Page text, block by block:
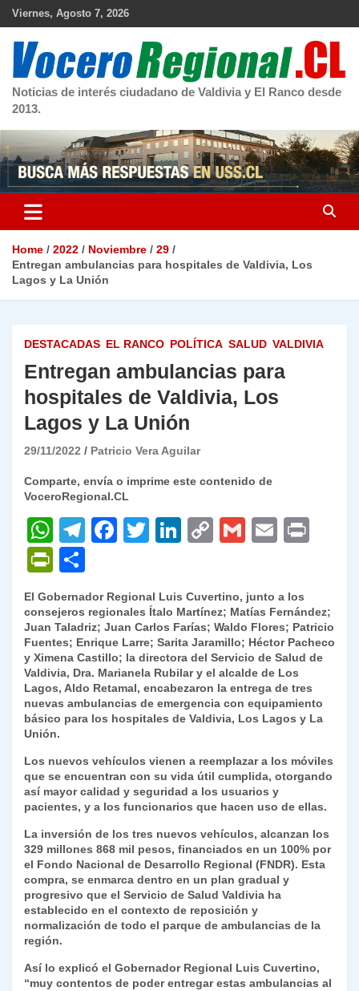
Skip
Viernes, Agosto 7, 2026
Noticias de interés ciudadano de Valdivia y El Ranco desde
2013.
Home 2022 Noviembre
29
Entregan ambulancias para hospitales de Valdivia, Los
Lagos y La Unión
DESTACADAS EL RANCO POLÍTICA SALUD VALDIVIA
Entregan ambulancias para
hospitales de Valdivia, Los
Lagos y La Unión
29/11/2022 Patricio Vera Aguilar
Comparte, envía o imprime este contenido de
VoceroRegional.CL
W
h
at
s
A
p
p
T
gr
a
m
F
e
b
o
o
k
T
er
Li
e
dI
n
C
y
Li
n
k
G
l
E
l
P
ri
nt
Fr
ie
n
dl
y
o
m
p
ar
tir
El Gobernador Regional Luis Cuvertino, junto a los
consejeros regionales Ítalo Martínez; Matías Fernández;
Juan Taladriz; Juan Carlos Farías; Waldo Flores; Patricio
Fuentes; Enrique Larre; Sarita Jaramillo; Héctor Pacheco
y Ximena Castillo; la directora del Servicio de Salud de
Valdivia, Dra. Marianela Rubilar y el alcalde de Los
Lagos, Aldo Retamal, encabezaron la entrega de tres
nuevas ambulancias de emergencia con equipamiento
básico para los hospitales de Valdivia, Los Lagos y La
Unión.
Los nuevos vehículos vienen a reemplazar a los móviles
que se encuentran con su vida útil cumplida, otorgando
así mayor calidad y seguridad a los usuarios y
pacientes, y a los funcionarios que hacen uso de ellas.
La inversión de los tres nuevos vehículos, alcanzan los
329 millones 868 mil pesos, financiados en un 100% por
el Fondo Nacional de Desarrollo Regional (FNDR). Esta
compra, se enmarca dentro en un plan gradual y
progresivo que el Servicio de Salud Valdivia ha
establecido en el contexto de reposición y
normalización de todo el parque de ambulancias de la
región.
Así lo explicó el Gobernador Regional Luis Cuvertino,
“muy contentos de poder entregar estas ambulancias al